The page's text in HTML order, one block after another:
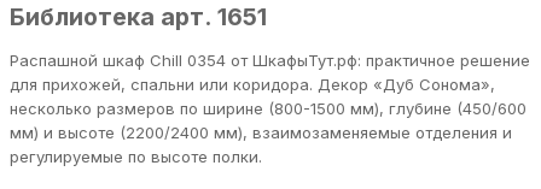
Библиотека арт. 1651
Распашной шкаф Chill 0354 от ШкафыТут.рф: практичное решение
для прихожей, спальни или коридора. Декор «Дуб Сонома»,
несколько размеров по ширине (800-1500 мм), глубине (450/600
мм) и высоте (2200/2400 мм), взаимозаменяемые отделения и
регулируемые по высоте полки.